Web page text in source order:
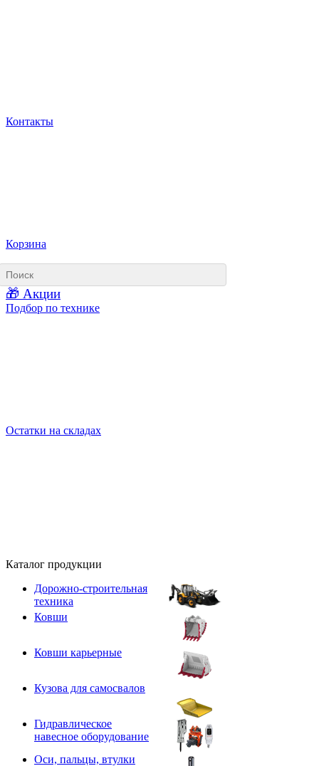
Контакты
Корзина
🎁 Акции
Подбор по технике
Остатки на складах
Каталог продукции
Дорожно-строительная
техника
Ковши
Ковши карьерные
Кузова для самосвалов
Гидравлическое
навесное оборудование
Оси, пальцы, втулки